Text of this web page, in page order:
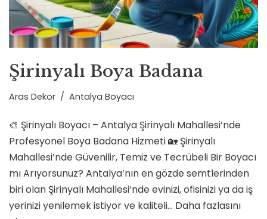
Şirinyalı Boya Badana
Aras Dekor Antalya Boyacı
🎨 Şirinyalı Boyacı – Antalya Şirinyalı Mahallesi’nde
Profesyonel Boya Badana Hizmeti 🏡 Şirinyalı
Mahallesi’nde Güvenilir, Temiz ve Tecrübeli Bir Boyacı
mı Arıyorsunuz? Antalya’nın en gözde semtlerinden
biri olan Şirinyalı Mahallesi‘nde evinizi, ofisinizi ya da iş
yerinizi yenilemek istiyor ve kaliteli… Daha fazlasını